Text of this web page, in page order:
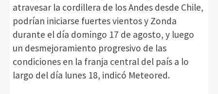
atravesar la cordillera de los Andes desde Chile,
podrían iniciarse fuertes vientos y Zonda
durante el día domingo 17 de agosto, y luego
un desmejoramiento progresivo de las
condiciones en la franja central del país a lo
largo del día lunes 18, indicó Meteored.